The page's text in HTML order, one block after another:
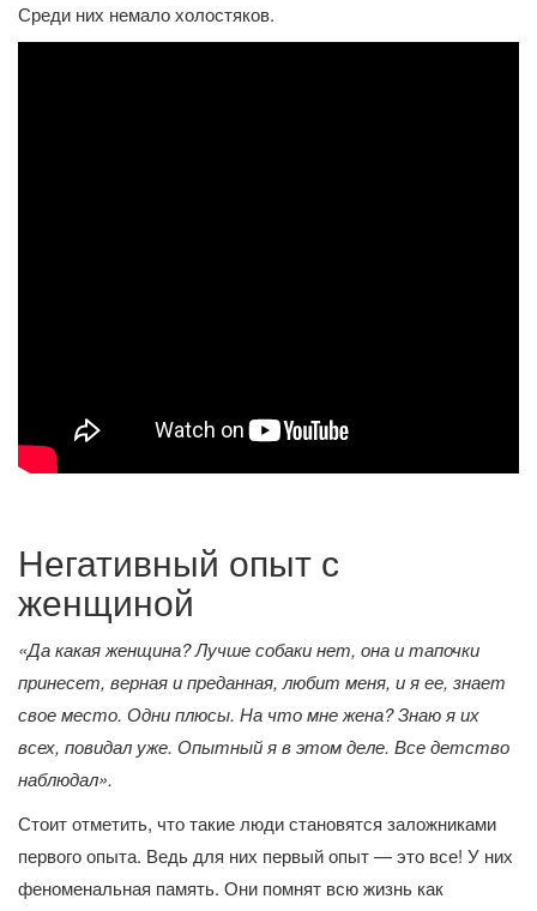
Среди них немало холостяков.
Негативный опыт с
женщиной
«Да какая женщина? Лучше собаки нет, она и тапочки
принесет, верная и преданная, любит меня, и я ее, знает
свое место. Одни плюсы. На что мне жена? Знаю я их
всех, повидал уже. Опытный я в этом деле. Все детство
наблюдал».
Стоит отметить, что такие люди становятся заложниками
первого опыта. Ведь для них первый опыт — это все! У них
феноменальная память. Они помнят всю жизнь как